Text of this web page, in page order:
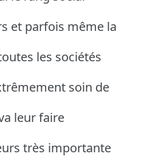
et parfois même la
les sociétés
soin de
leur faire
très importante